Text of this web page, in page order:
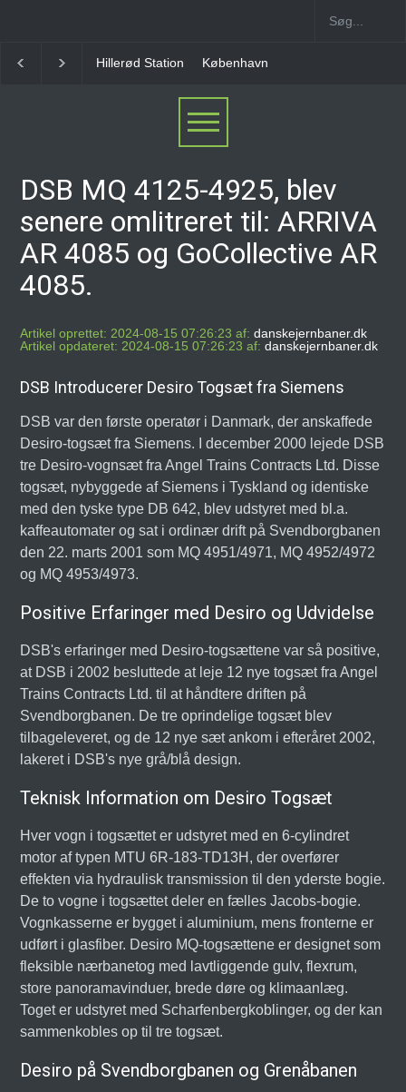
København Syd Station Nørrebro B Station [1886-
DSB MQ 4125-4925, blev
senere omlitreret til: ARRIVA
AR 4085 og GoCollective AR
4085.
Artikel oprettet: 2024-08-15 07:26:23 af: danskejernbaner.dk
Artikel opdateret: 2024-08-15 07:26:23 af: danskejernbaner.dk
DSB Introducerer Desiro Togsæt fra Siemens
DSB var den første operatør i Danmark, der anskaffede
Desiro-togsæt fra Siemens. I december 2000 lejede DSB
tre Desiro-vognsæt fra Angel Trains Contracts Ltd. Disse
togsæt, nybyggede af Siemens i Tyskland og identiske
med den tyske type DB 642, blev udstyret med bl.a.
kaffeautomater og sat i ordinær drift på Svendborgbanen
den 22. marts 2001 som MQ 4951/4971, MQ 4952/4972
og MQ 4953/4973.
Positive Erfaringer med Desiro og Udvidelse
DSB's erfaringer med Desiro-togsættene var så positive,
at DSB i 2002 besluttede at leje 12 nye togsæt fra Angel
Trains Contracts Ltd. til at håndtere driften på
Svendborgbanen. De tre oprindelige togsæt blev
tilbageleveret, og de 12 nye sæt ankom i efteråret 2002,
lakeret i DSB's nye grå/blå design.
Teknisk Information om Desiro Togsæt
Hver vogn i togsættet er udstyret med en 6-cylindret
motor af typen MTU 6R-183-TD13H, der overfører
effekten via hydraulisk transmission til den yderste bogie.
De to vogne i togsættet deler en fælles Jacobs-bogie.
Vognkasserne er bygget i aluminium, mens fronterne er
udført i glasfiber. Desiro MQ-togsættene er designet som
fleksible nærbanetog med lavtliggende gulv, flexrum,
store panoramavinduer, brede døre og klimaanlæg.
Toget er udstyret med Scharfenbergkoblinger, og der kan
sammenkobles op til tre togsæt.
Desiro på Svendborgbanen og Grenåbanen